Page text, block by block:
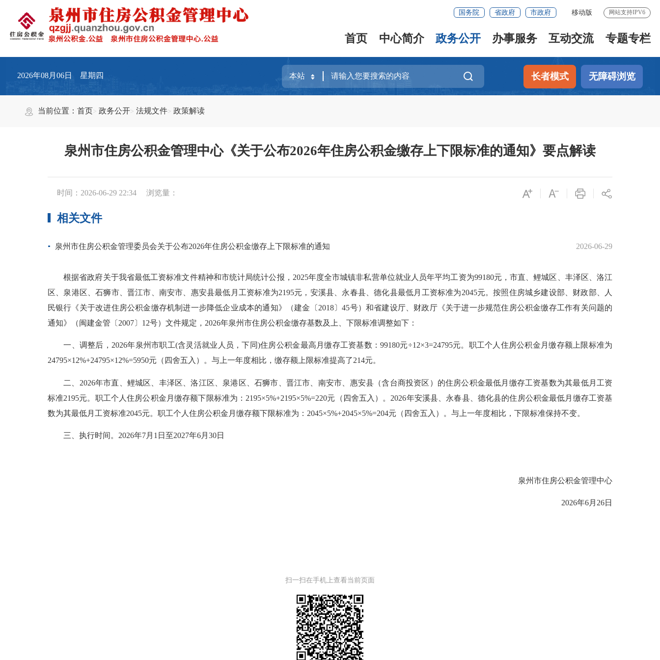
国务院 省政府 市政府 移动版 网站支持IPV6
首页 中心简介 政务公开 办事服务 互动交流 专题专栏
2026年08月06日 星期四 长者模式 无障碍浏览
当前位置：首页 政务公开 法规文件 政策解读
泉州市住房公积金管理中心《关于公布2026年住房公积金缴存上下限标准的通知》要点解读
时间：2026-06-29 22:34 浏览量：
相关文件
泉州市住房公积金管理委员会关于公布2026年住房公积金缴存上下限标准的通知 2026-06-29
根据省政府关于我省最低工资标准文件精神和市统计局统计公报，2025年度全市城镇非私营单位就业人员年平均工资为99180元，市直、鲤城区、丰泽区、洛江
区、泉港区、石狮市、晋江市、南安市、惠安县最低月工资标准为2195元，安溪县、永春县、德化县最低月工资标准为2045元。按照住房城乡建设部、财政部、人
民银行《关于改进住房公积金缴存机制进一步降低企业成本的通知》（建金〔2018〕45号）和省建设厅、财政厅《关于进一步规范住房公积金缴存工作有关问题的
通知》（闽建金管〔2007〕12号）文件规定，2026年泉州市住房公积金缴存基数及上、下限标准调整如下：
一、调整后，2026年泉州市职工(含灵活就业人员，下同)住房公积金最高月缴存工资基数：99180元÷12×3=24795元。职工个人住房公积金月缴存额上限标准为
24795×12%+24795×12%=5950元（四舍五入）。与上一年度相比，缴存额上限标准提高了214元。
二、2026年市直、鲤城区、丰泽区、洛江区、泉港区、石狮市、晋江市、南安市、惠安县（含台商投资区）的住房公积金最低月缴存工资基数为其最低月工资
标准2195元。职工个人住房公积金月缴存额下限标准为：2195×5%+2195×5%=220元（四舍五入）。2026年安溪县、永春县、德化县的住房公积金最低月缴存工资基
数为其最低月工资标准2045元。职工个人住房公积金月缴存额下限标准为：2045×5%+2045×5%=204元（四舍五入）。与上一年度相比，下限标准保持不变。
三、执行时间。2026年7月1日至2027年6月30日
泉州市住房公积金管理中心
2026年6月26日
扫一扫在手机上查看当前页面